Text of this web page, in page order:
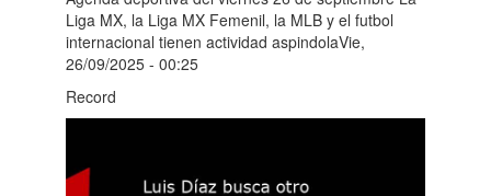
Liga MX, la Liga MX Femenil, la MLB y el futbol
internacional tienen actividad aspindolaVie,
26/09/2025 - 00:25
Record